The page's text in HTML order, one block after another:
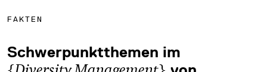
FAKTEN
Schwerpunktthemen im